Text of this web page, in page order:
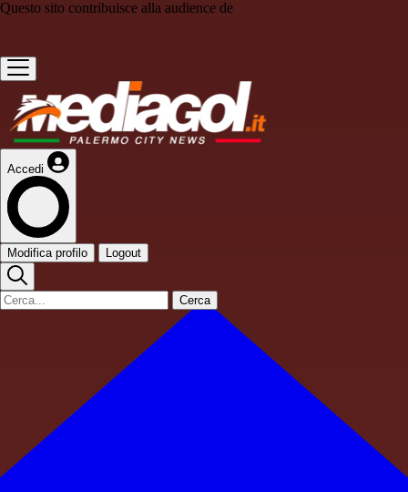
Questo sito contribuisce alla audience de
Accedi
Modifica profilo Logout
Cerca